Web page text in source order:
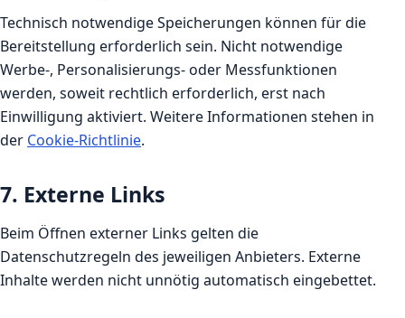
Technisch notwendige Speicherungen können für die
Bereitstellung erforderlich sein. Nicht notwendige
Werbe-, Personalisierungs- oder Messfunktionen
werden, soweit rechtlich erforderlich, erst nach
Einwilligung aktiviert. Weitere Informationen stehen in
der Cookie-Richtlinie.
7. Externe Links
Beim Öffnen externer Links gelten die
Datenschutzregeln des jeweiligen Anbieters. Externe
Inhalte werden nicht unnötig automatisch eingebettet.